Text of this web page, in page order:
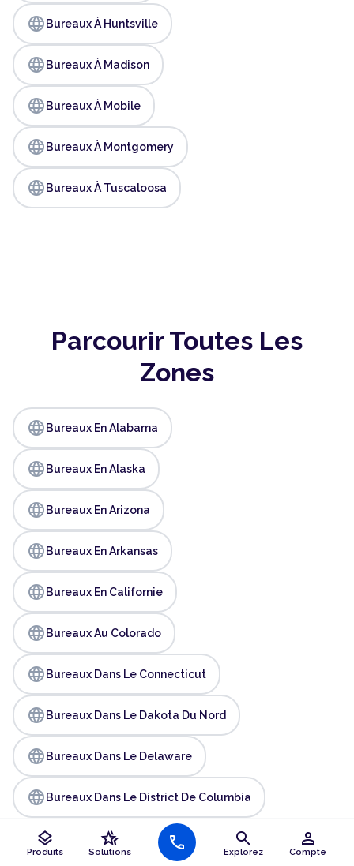
layers
Produits
hotel_class
Solutions call search
Explorez
person
Compte
language Bureaux À Huntsville
language Bureaux À Madison
language Bureaux À Mobile
language Bureaux À Montgomery
language Bureaux À Tuscaloosa
Parcourir Toutes Les
Zones
language Bureaux En Alabama
language Bureaux En Alaska
language Bureaux En Arizona
language Bureaux En Arkansas
language Bureaux En Californie
language Bureaux Au Colorado
language Bureaux Dans Le Connecticut
language Bureaux Dans Le Dakota Du Nord
language Bureaux Dans Le Delaware
language Bureaux Dans Le District De Columbia
languageBureaux En Floride